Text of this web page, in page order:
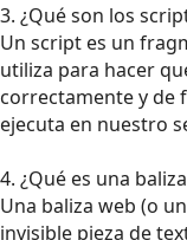
3. ¿Qué son los
Un script es un
utiliza para hacer
correctamente y de
ejecuta en nuestro
4. ¿Qué es una
Una baliza web (o
invisible pieza de